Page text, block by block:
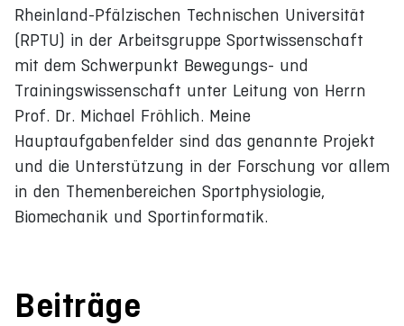
Rheinland-Pfälzischen Technischen Universität
(RPTU) in der Arbeitsgruppe Sportwissenschaft
mit dem Schwerpunkt Bewegungs- und
Trainingswissenschaft unter Leitung von Herrn
Prof. Dr. Michael Fröhlich. Meine
Hauptaufgabenfelder sind das genannte Projekt
und die Unterstützung in der Forschung vor allem
in den Themenbereichen Sportphysiologie,
Biomechanik und Sportinformatik.
Beiträge